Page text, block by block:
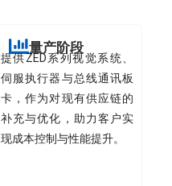
量产阶段
提供ZED系列视觉系统、
伺服执行器与总线通讯板
卡，作为对现有供应链的
补充与优化，助力客户实
现成本控制与性能提升。